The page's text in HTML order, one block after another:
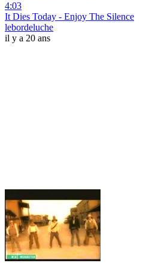
4:03
It Dies Today - Enjoy The Silence
lebordeluche
il y a 20 ans